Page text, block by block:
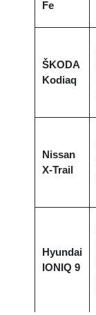
Fe
ŠKODA
Kodiaq
Nissan
X-Trail
Hyundai
IONIQ 9